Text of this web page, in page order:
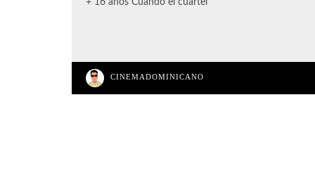
+ 16 años Cuando el cuartel
CINEMADOMINICANO